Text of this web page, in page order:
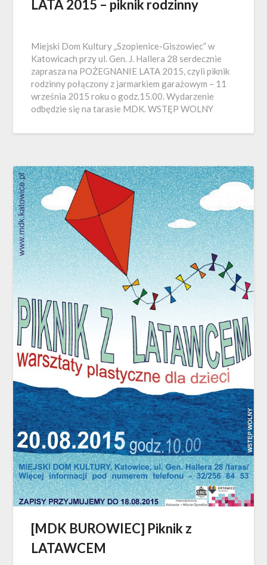
LATA 2015 – piknik rodzinny
Miejski Dom Kultury „Szopienice-Giszowiec” w
Katowicach przy ul. Gen. J. Hallera 28 serdecznie
zaprasza na POŻEGNANIE LATA 2015, czyli piknik
rodzinny połączony z jarmarkiem garażowym – 11
września 2015 roku o godz.15.00. Wydarzenie
odbędzie się na tarasie MDK. WSTĘP WOLNY
[MDK BUROWIEC] Piknik z
LATAWCEM